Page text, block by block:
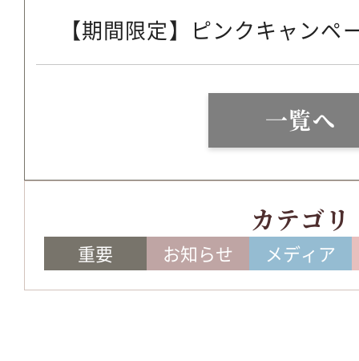
【期間限定】ピンクキャンペ
一覧へ
カテゴリ
重要 お知らせ メディア